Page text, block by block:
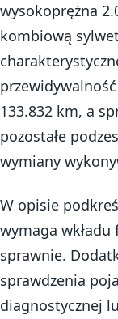
wysokoprężna
kombiową
133.832 km, a
pozostałe
wymiany
W opisie
wymaga wkładu
sprawnie.
sprawdzenia
diagnostycznej